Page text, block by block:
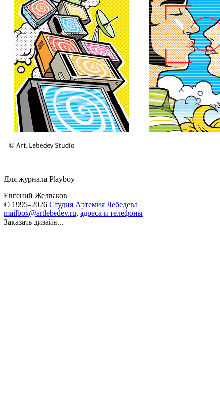
Для журнала Playboy
Евгений Желваков
© 1995–2026 Студия Артемия Лебедева
mailbox@artlebedev.ru, адреса и телефоны
Заказать дизайн...